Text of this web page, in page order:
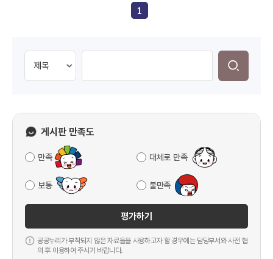
품권3)장려상명 5만원 상당 상품권 접수방법:중앙선관위 홈페
이지(htt://www.ec.go.kr)내 공모전 배너 클릭 후 접수 공모결
1
게시판 만족도
만족 대체로 만족
보통 불만족
평가하기
공공누리가 부착되지 않은 자료들을 사용하고자 할 경우에는 담당부서와 사전 협
의 후 이용하여 주시기 바랍니다.